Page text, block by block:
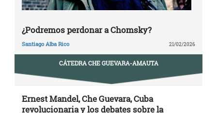
¿Podremos perdonar a Chomsky?
Santiago Alba Rico 21/02/2026
CÁTEDRA CHE GUEVARA-AMAUTA
Ernest Mandel, Che Guevara, Cuba
revolucionaria y los debates sobre la